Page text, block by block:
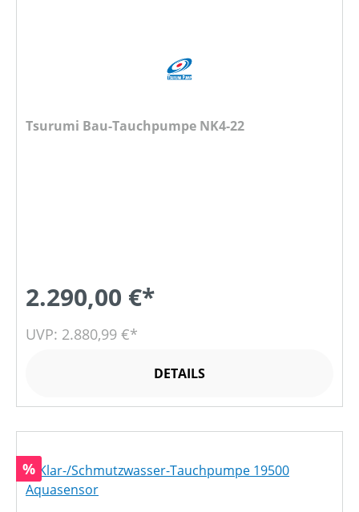
Tsurumi Bau-Tauchpumpe NK4-22
2.290,00 €*
UVP: 2.880,99 €*
DETAILS
Rabatt
%